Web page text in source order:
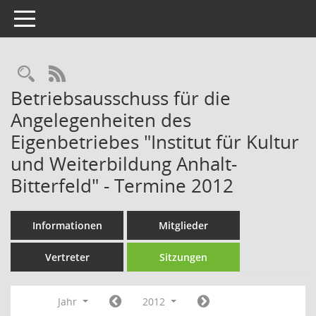
Toggle navigation
Rechercheauswahl
RSS-Feed
Betriebsausschuss für die
Angelegenheiten des
Eigenbetriebes "Institut für Kultur
und Weiterbildung Anhalt-
Bitterfeld" - Termine 2012
Informationen Mitglieder
Vertreter Sitzungen
Jahr
2012